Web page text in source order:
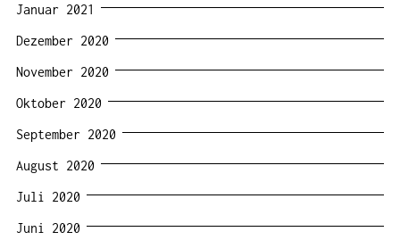
Januar 2021
Dezember 2020
November 2020
Oktober 2020
September 2020
August 2020
Juli 2020
Juni 2020